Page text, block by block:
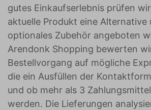
gutes Einkaufserlebnis prüfen
aktuelle Produkt eine Alternative
optionales Zubehör angeboten
Arendonk Shopping bewerten
Bestellvorgang auf mögliche
die ein Ausfüllen der
und ob mehr als 3
werden. Die Lieferungen